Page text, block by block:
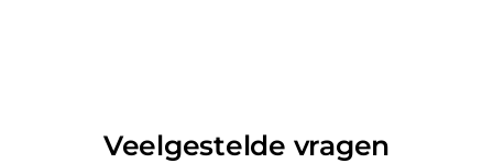
Veelgestelde vragen